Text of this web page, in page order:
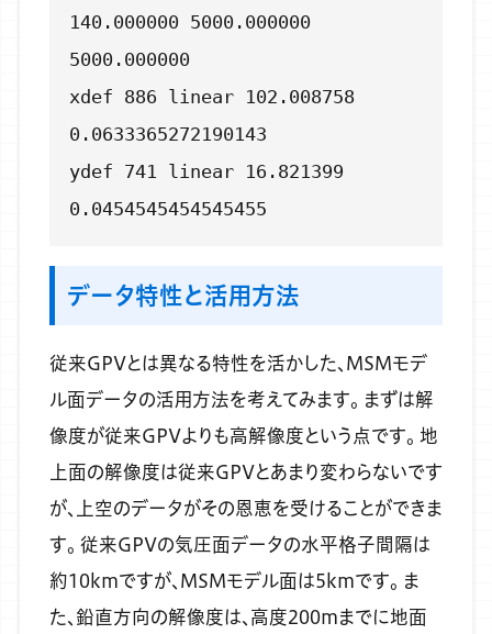
140.000000 5000.000000
5000.000000
xdef 886 linear 102.008758
0.0633365272190143
ydef 741 linear 16.821399
0.0454545454545455
データ特性と活用方法
従来GPVとは異なる特性を活かした、MSMモデ
ル面データの活用方法を考えてみます。 まずは解
像度が従来GPVよりも高解像度という点です。 地
上面の解像度は従来GPVとあまり変わらないです
が、上空のデータがその恩恵を受けることができま
す。 従来GPVの気圧面データの水平格子間隔は
約10kmですが、MSMモデル面は5kmです。 ま
た、鉛直方向の解像度は、高度200mまでに地面